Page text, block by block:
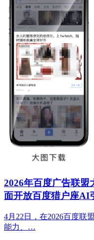
2026年百度广告联盟
面开放百度猎户座AI
4月22日，在2026百度联
能力、…